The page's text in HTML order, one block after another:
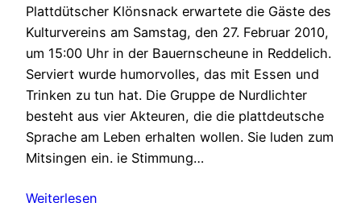
Plattdütscher Klönsnack erwartete die Gäste des
Kulturvereins am Samstag, den 27. Februar 2010,
um 15:00 Uhr in der Bauernscheune in Reddelich.
Serviert wurde humorvolles, das mit Essen und
Trinken zu tun hat. Die Gruppe de Nurdlichter
besteht aus vier Akteuren, die die plattdeutsche
Sprache am Leben erhalten wollen. Sie luden zum
Mitsingen ein. ie Stimmung…
Weiterlesen